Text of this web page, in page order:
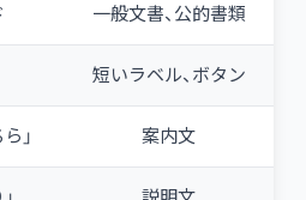
一般文書、公的書類
短いラベル、ボタン
」 案内文